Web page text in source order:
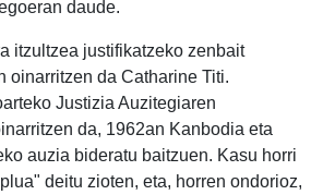
daude.
itzultzea justifikatzeko zenbait
oinarritzen da Catharine Titi.
Justizia Auzitegiaren
da, 1962an Kanbodia eta
auzia bideratu baitzuen. Kasu horri
deitu zioten, eta, horren ondorioz,